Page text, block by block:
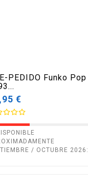
PEDIDO Funko Pop
€
/ OCTUBRE 2026: